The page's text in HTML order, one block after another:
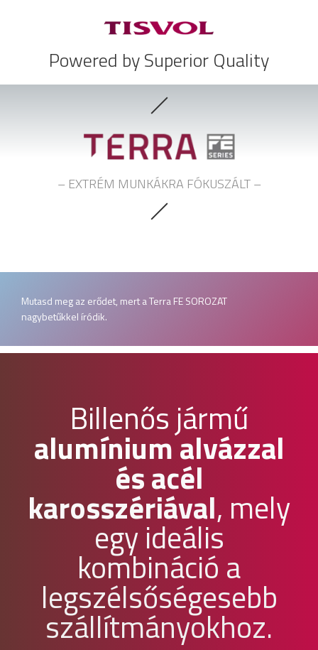
Powered by Superior Quality
– EXTRÉM MUNKÁKRA FÓKUSZÁLT –
Mutasd meg az erődet, mert a Terra FE SOROZAT
nagybetűkkel íródik.
Billenős jármű
alumínium alvázzal
és acél
karosszériával, mely
egy ideális
kombináció a
legszélsőségesebb
szállítmányokhoz.